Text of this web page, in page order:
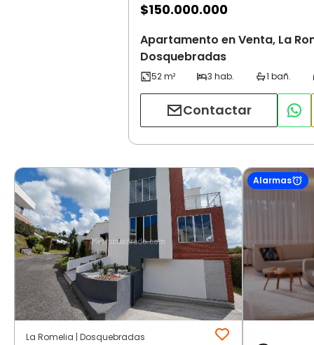
$150.000.000
Apartamento en Venta, La
Dosquebradas
Contactar
La Romelia | Dosquebradas
Alarmas